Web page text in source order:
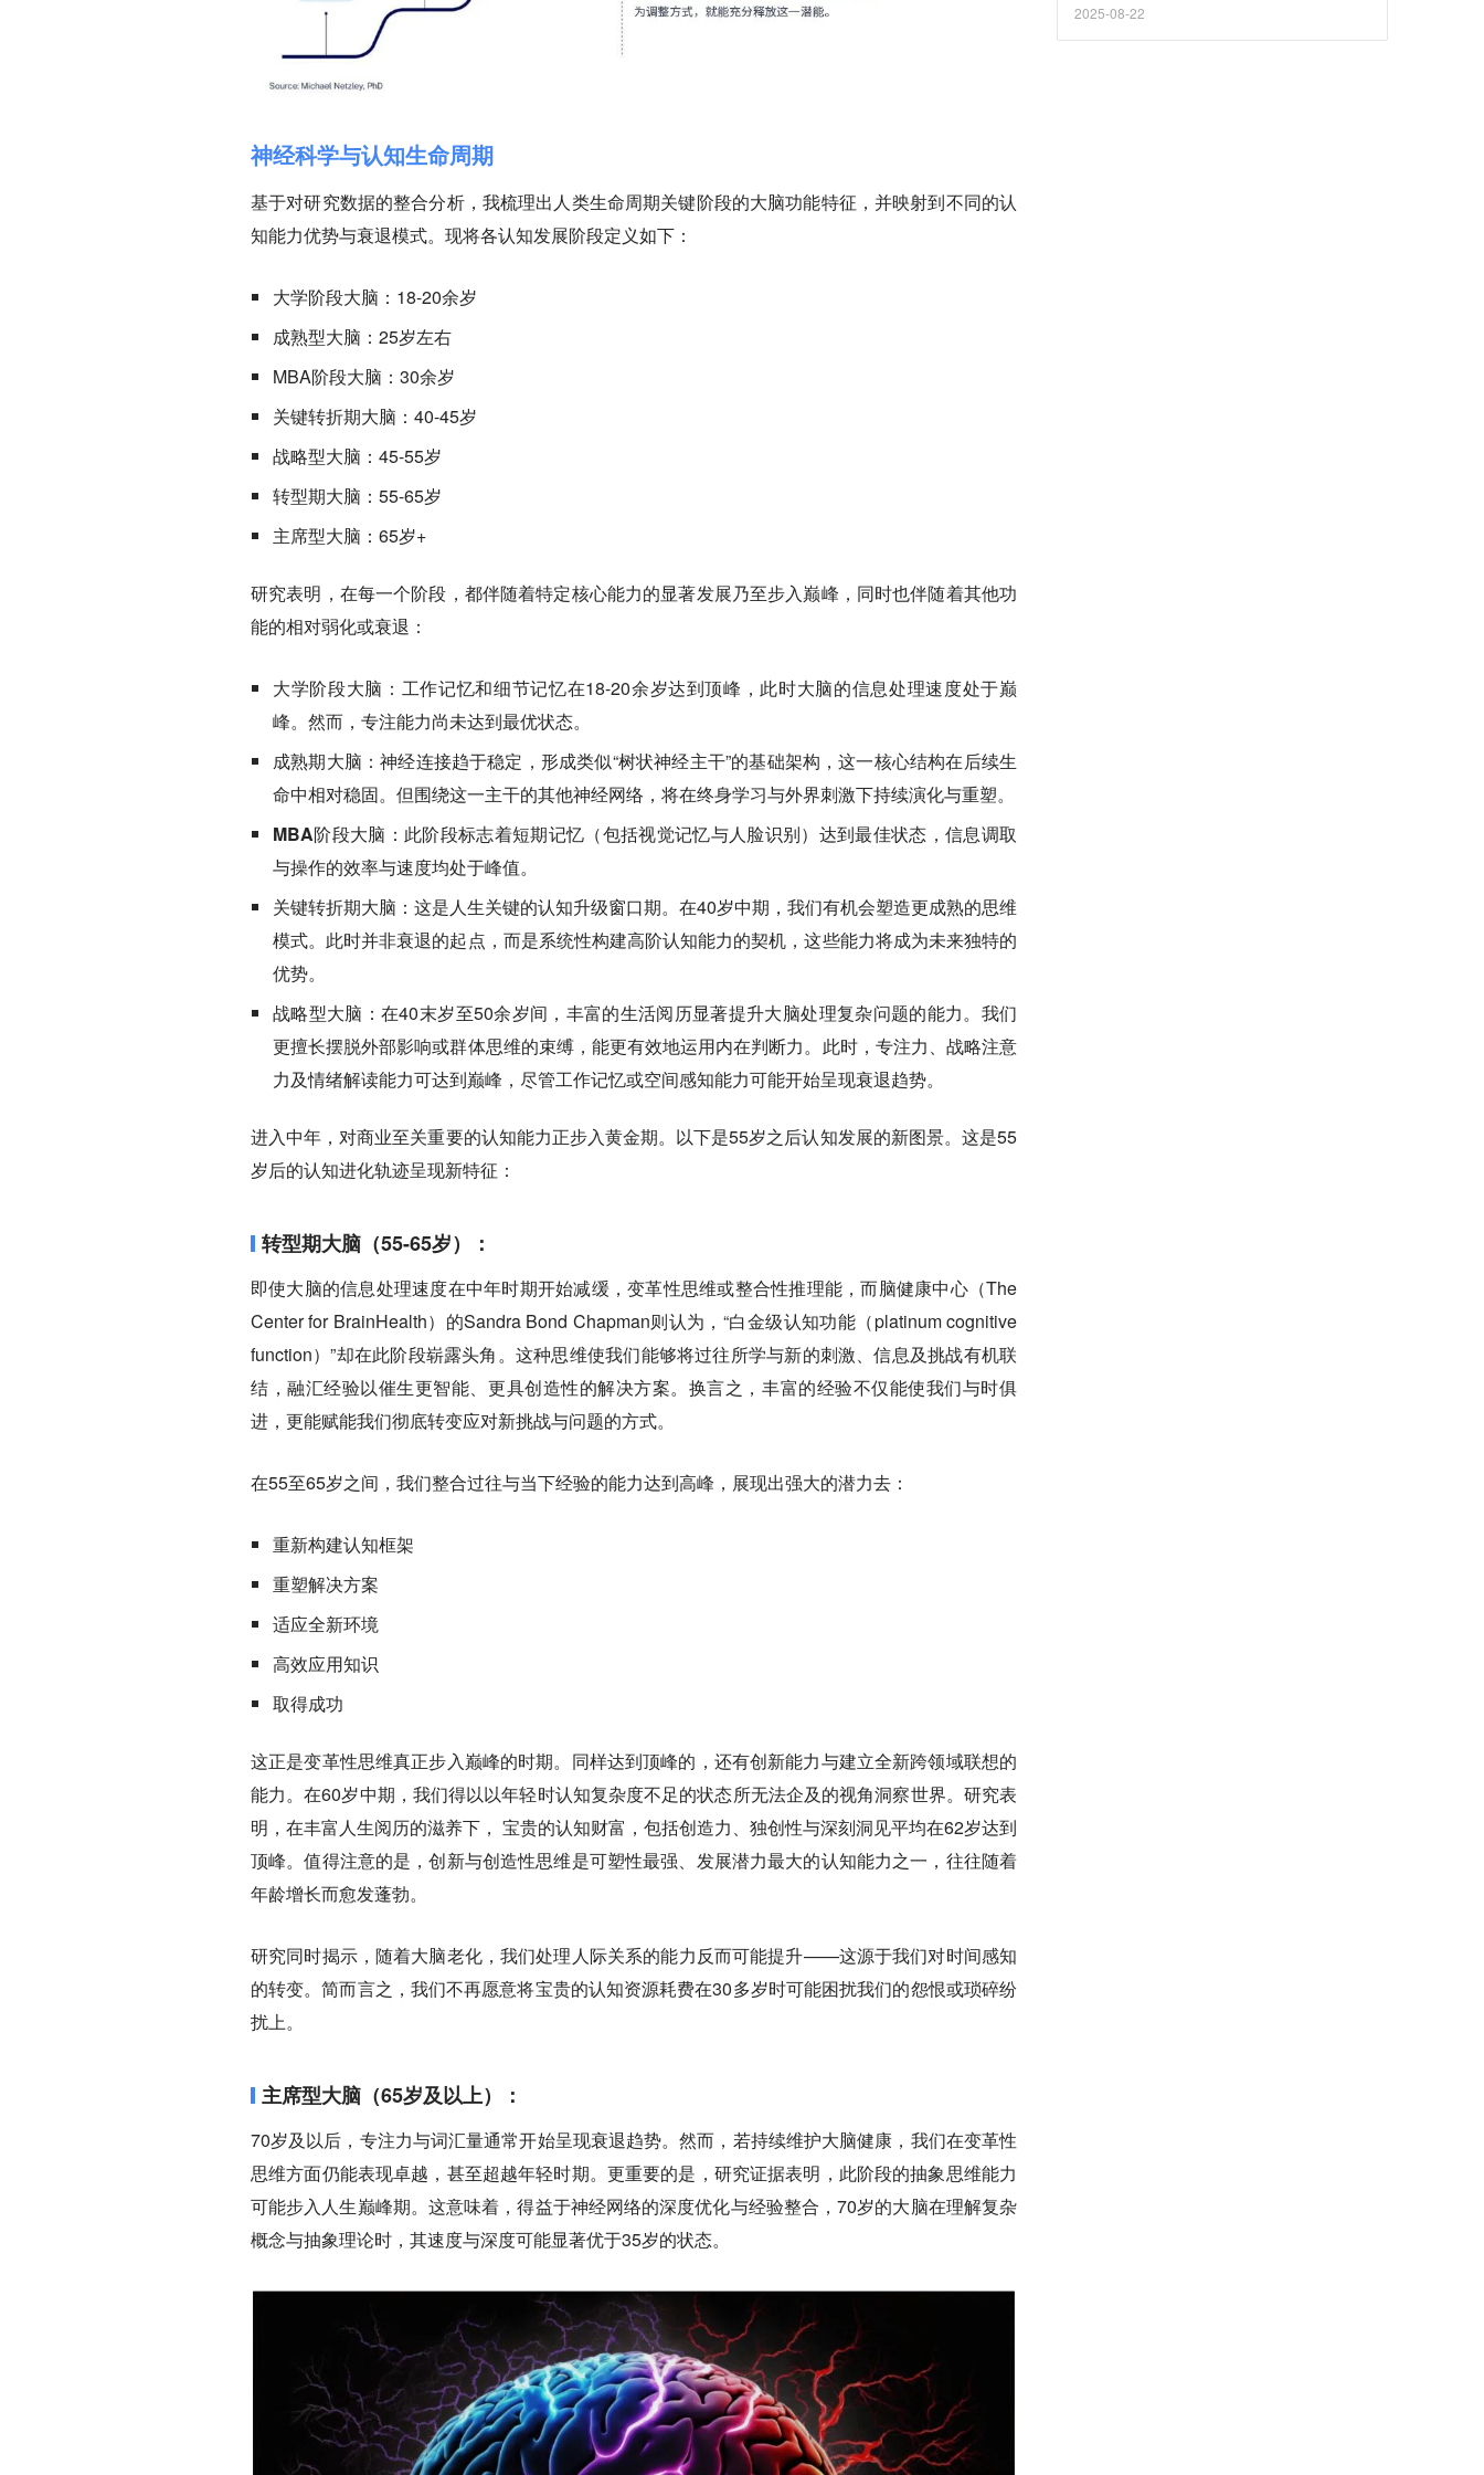
神经科学与认知生命周期
基于对研究数据的整合分析，我梳理出人类生命周期关键阶段的大脑功能特征，并映射到不同的认
知能力优势与衰退模式。现将各认知发展阶段定义如下：
大学阶段大脑：18-20余岁
成熟型大脑：25岁左右
MBA阶段大脑：30余岁
关键转折期大脑：40-45岁
战略型大脑：45-55岁
转型期大脑：55-65岁
主席型大脑：65岁+
研究表明，在每一个阶段，都伴随着特定核心能力的显著发展乃至步入巅峰，同时也伴随着其他功
能的相对弱化或衰退：
大学阶段大脑： 工作记忆和细节记忆在18-20余岁达到顶峰，此时大脑的信息处理速度处于巅
峰。然而，专注能力尚未达到最优状态。
成熟期大脑：神经连接趋于稳定，形成类似“树状神经主干”的基础架构，这一核心结构在后续生
命中相对稳固。但围绕这一主干的其他神经网络，将在终身学习与外界刺激下持续演化与重塑。
MBA阶段大脑： 此阶段标志着短期记忆（包括视觉记忆与人脸识别）达到最佳状态，信息调取
与操作的效率与速度均处于峰值。
关键转折期大脑： 这是人生关键的认知升级窗口期。在40岁中期，我们有机会塑造更成熟的思维
模式。此时并非衰退的起点，而是系统性构建高阶认知能力的契机，这些能力将成为未来独特的
优势。
战略型大脑：在40末岁至50余岁间，丰富的生活阅历显著提升大脑处理复杂问题的能力。我们
更擅长摆脱外部影响或群体思维的束缚，能更有效地运用内在判断力。此时，专注力、战略注意
力及情绪解读能力可达到巅峰，尽管工作记忆或空间感知能力可能开始呈现衰退趋势。
进入中年，对商业至关重要的认知能力正步入黄金期。以下是55岁之后认知发展的新图景。这是55
岁后的认知进化轨迹呈现新特征：
转型期大脑（55-65岁）：
即使大脑的信息处理速度在中年时期开始减缓，变革性思维或整合性推理能，而脑健康中心（The
Center for BrainHealth）的Sandra Bond Chapman则认为，“白金级认知功能（platinum cognitive
function）”却在此阶段崭露头角。这种思维使我们能够将过往所学与新的刺激、信息及挑战有机联
结，融汇经验以催生更智能、更具创造性的解决方案。换言之，丰富的经验不仅能使我们与时俱
进，更能赋能我们彻底转变应对新挑战与问题的方式。
在55至65岁之间，我们整合过往与当下经验的能力达到高峰，展现出强大的潜力去：
重新构建认知框架
重塑解决方案
适应全新环境
高效应用知识
取得成功
这正是变革性思维真正步入巅峰的时期。同样达到顶峰的，还有创新能力与建立全新跨领域联想的
能力。在60岁中期，我们得以以年轻时认知复杂度不足的状态所无法企及的视角洞察世界。研究表
明，在丰富人生阅历的滋养下， 宝贵的认知财富，包括创造力、独创性与深刻洞见平均在62岁达到
顶峰。值得注意的是，创新与创造性思维是可塑性最强、发展潜力最大的认知能力之一，往往随着
年龄增长而愈发蓬勃。
研究同时揭示，随着大脑老化，我们处理人际关系的能力反而可能提升——这源于我们对时间感知
的转变。简而言之，我们不再愿意将宝贵的认知资源耗费在30多岁时可能困扰我们的怨恨或琐碎纷
扰上。
主席型大脑（65岁及以上）：
70岁及以后，专注力与词汇量通常开始呈现衰退趋势。然而，若持续维护大脑健康，我们在变革性
思维方面仍能表现卓越，甚至超越年轻时期。更重要的是，研究证据表明，此阶段的抽象思维能力
可能步入人生巅峰期。这意味着，得益于神经网络的深度优化与经验整合，70岁的大脑在理解复杂
概念与抽象理论时，其速度与深度可能显著优于35岁的状态。
上。随着 7 月蔚来滁州工厂产线改造完成，萤
2025-08-22